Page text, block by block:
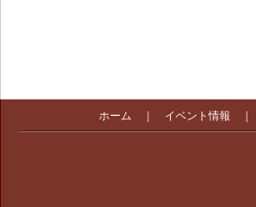
ホーム イベント情報